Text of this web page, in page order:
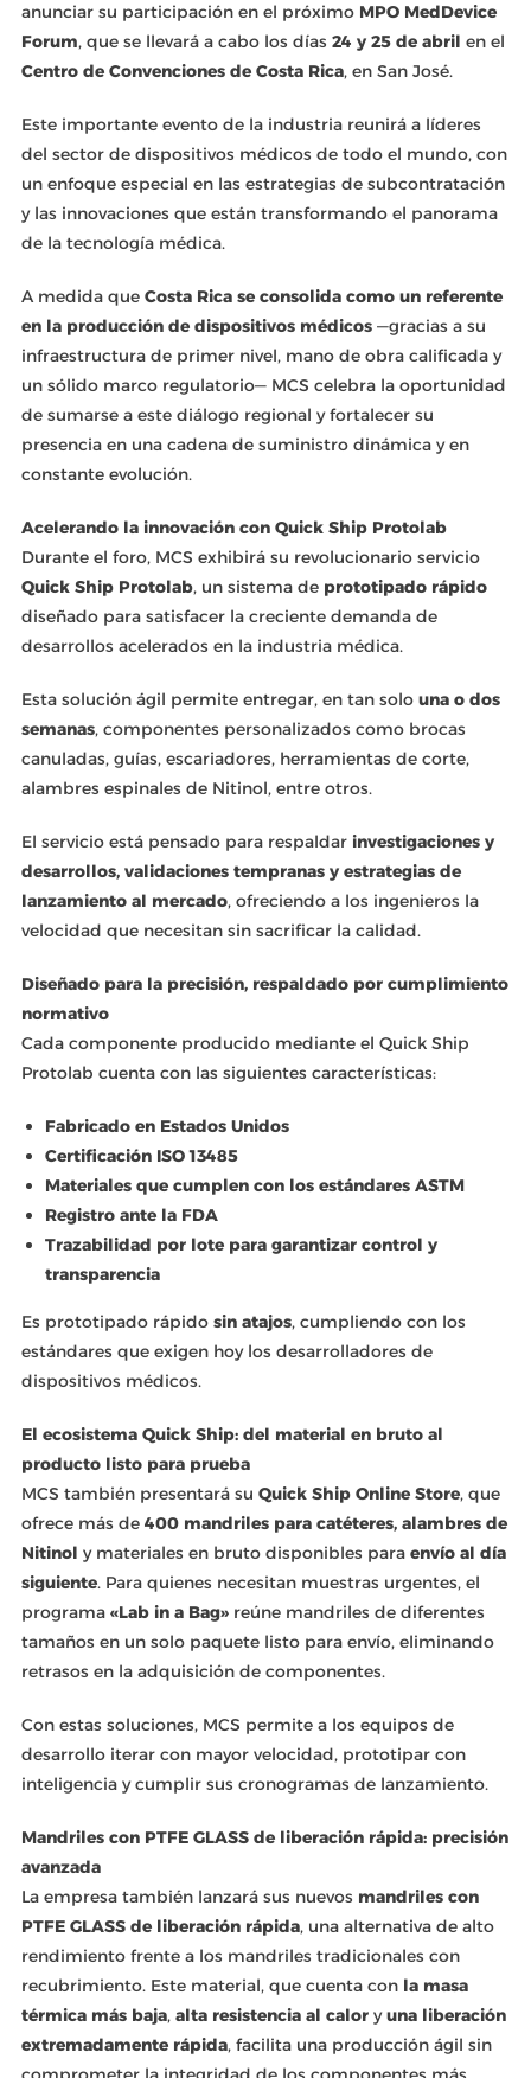
anunciar su participación en el próximo MPO MedDevice
Forum, que se llevará a cabo los días 24 y 25 de abril en el
Centro de Convenciones de Costa Rica, en San José.
Este importante evento de la industria reunirá a líderes
del sector de dispositivos médicos de todo el mundo, con
un enfoque especial en las estrategias de subcontratación
y las innovaciones que están transformando el panorama
de la tecnología médica.
A medida que Costa Rica se consolida como un referente
en la producción de dispositivos médicos—gracias a su
infraestructura de primer nivel, mano de obra calificada y
un sólido marco regulatorio— MCS celebra la oportunidad
de sumarse a este diálogo regional y fortalecer su
presencia en una cadena de suministro dinámica y en
constante evolución.
Acelerando la innovación con Quick Ship Protolab
Durante el foro, MCS exhibirá su revolucionario servicio
Quick Ship Protolab, un sistema de prototipado rápido
diseñado para satisfacer la creciente demanda de
desarrollos acelerados en la industria médica.
Esta solución ágil permite entregar, en tan solo una o dos
semanas, componentes personalizados como brocas
canuladas, guías, escariadores, herramientas de corte,
alambres espinales de Nitinol, entre otros.
El servicio está pensado para respaldar investigaciones y
desarrollos, validaciones tempranas y estrategias de
lanzamiento al mercado, ofreciendo a los ingenieros la
velocidad que necesitan sin sacrificar la calidad.
Diseñado para la precisión, respaldado por cumplimiento
normativo
Cada componente producido mediante el Quick Ship
Protolab cuenta con las siguientes características:
Fabricado en Estados Unidos
Certificación ISO 13485
Materiales que cumplen con los estándares ASTM
Registro ante la FDA
Trazabilidad por lote para garantizar control y
transparencia
Es prototipado rápido sin atajos, cumpliendo con los
estándares que exigen hoy los desarrolladores de
dispositivos médicos.
El ecosistema Quick Ship: del material en bruto al
producto listo para prueba
MCS también presentará su Quick Ship Online Store, que
ofrece más de 400 mandriles para catéteres, alambres de
Nitinol y materiales en bruto disponibles para envío al día
siguiente. Para quienes necesitan muestras urgentes, el
programa «Lab in a Bag»reúne mandriles de diferentes
tamaños en un solo paquete listo para envío, eliminando
retrasos en la adquisición de componentes.
Con estas soluciones, MCS permite a los equipos de
desarrollo iterar con mayor velocidad, prototipar con
inteligencia y cumplir sus cronogramas de lanzamiento.
Mandriles con PTFE GLASS de liberación rápida: precisión
avanzada
La empresa también lanzará sus nuevos mandriles con
PTFE GLASS de liberación rápida, una alternativa de alto
rendimiento frente a los mandriles tradicionales con
recubrimiento. Este material, que cuenta con la masa
térmica más baja, alta resistencia al caloryuna liberación
extremadamente rápida, facilita una producción ágil sin